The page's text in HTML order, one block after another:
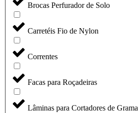
Brocas Perfurador de Solo
Carretéis Fio de Nylon
Correntes
Facas para Roçadeiras
Lâminas para Cortadores de Grama